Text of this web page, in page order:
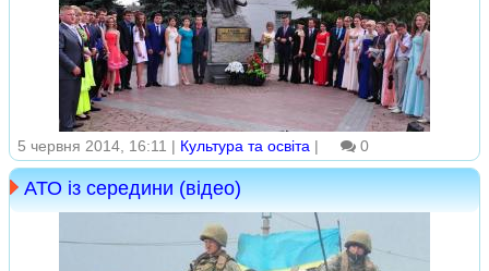
5 червня 2014, 16:11 | Культура та освіта | 0
АТО із середини (відео)